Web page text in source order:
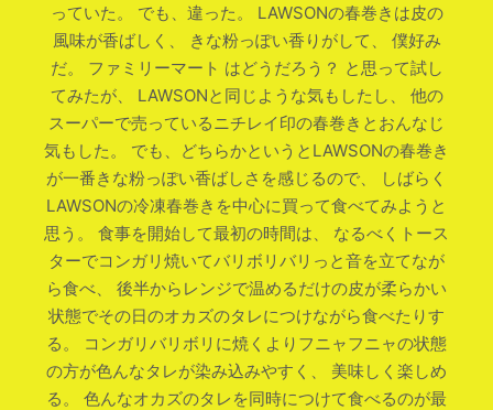
っていた。 でも、違った。 LAWSONの春巻きは皮の
風味が香ばしく、 きな粉っぽい香りがして、 僕好み
だ。 ファミリーマート はどうだろう？ と思って試し
てみたが、 LAWSONと同じような気もしたし、 他の
スーパーで売っているニチレイ印の春巻きとおんなじ
気もした。 でも、どちらかというとLAWSONの春巻き
が一番きな粉っぽい香ばしさを感じるので、 しばらく
LAWSONの冷凍春巻きを中心に買って食べてみようと
思う。 食事を開始して最初の時間は、 なるべくトース
ターでコンガリ焼いてバリボリバリっと音を立てなが
ら食べ、 後半からレンジで温めるだけの皮が柔らかい
状態でその日のオカズのタレにつけながら食べたりす
る。 コンガリバリボリに焼くよりフニャフニャの状態
の方が色んなタレが染み込みやすく、 美味しく楽しめ
る。 色んなオカズのタレを同時につけて食べるのが最